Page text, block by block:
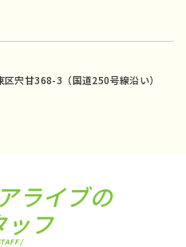
宍甘368-3（国道250号線沿い）
ライブの
ッフ
/